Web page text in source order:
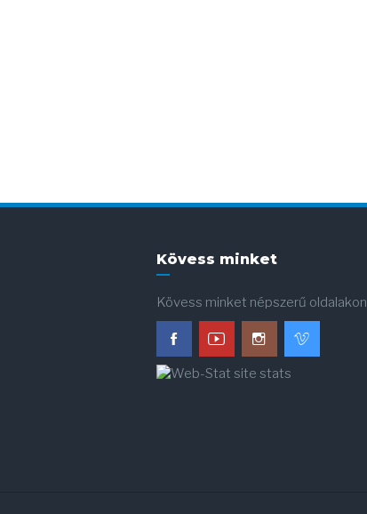
Kövess minket
Kövess minket népszerű oldalakon